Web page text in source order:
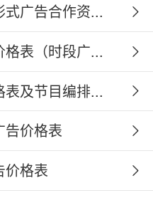
广告合作资...
表（时段广...
及节目编排...
告价格表
价格表